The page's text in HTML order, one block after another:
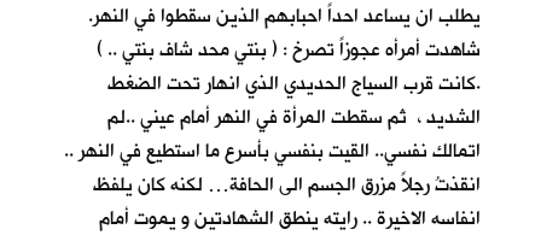
يطلب ان يساعد احداً احبابهم الذين سقطوا في النهر.
شاهدت أمرأه عجوزاً تصرخ : ( بنتي محد شاف بنتي .. )
.كانت قرب السياج الحديدي الذي انهار تحت الضغط
الشديد ، ثم سقطت المرأة في النهر أمام عيني ..لم
اتمالك نفسي.. القيت بنفسي بأسرع ما استطيع في النهر ..
انقذتُ رجلاً مزرق الجسم الى الحافة… لكنه كان يلفظ
انفاسه الاخيرة .. رايته ينطق الشهادتين و يموت أمام